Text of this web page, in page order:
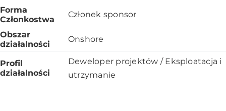
Forma
Członkostwa
Członek sponsor
Obszar
działalności
Onshore
Profil
działalności
Deweloper projektów / Eksploatacja i
utrzymanie